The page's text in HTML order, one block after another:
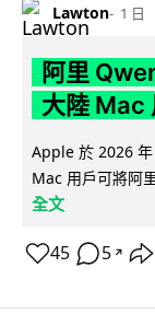
Lawton 1 日
阿里
大陸 Mac
Apple 於 2026
Mac 用戶可將阿
全文
45 5 ↗